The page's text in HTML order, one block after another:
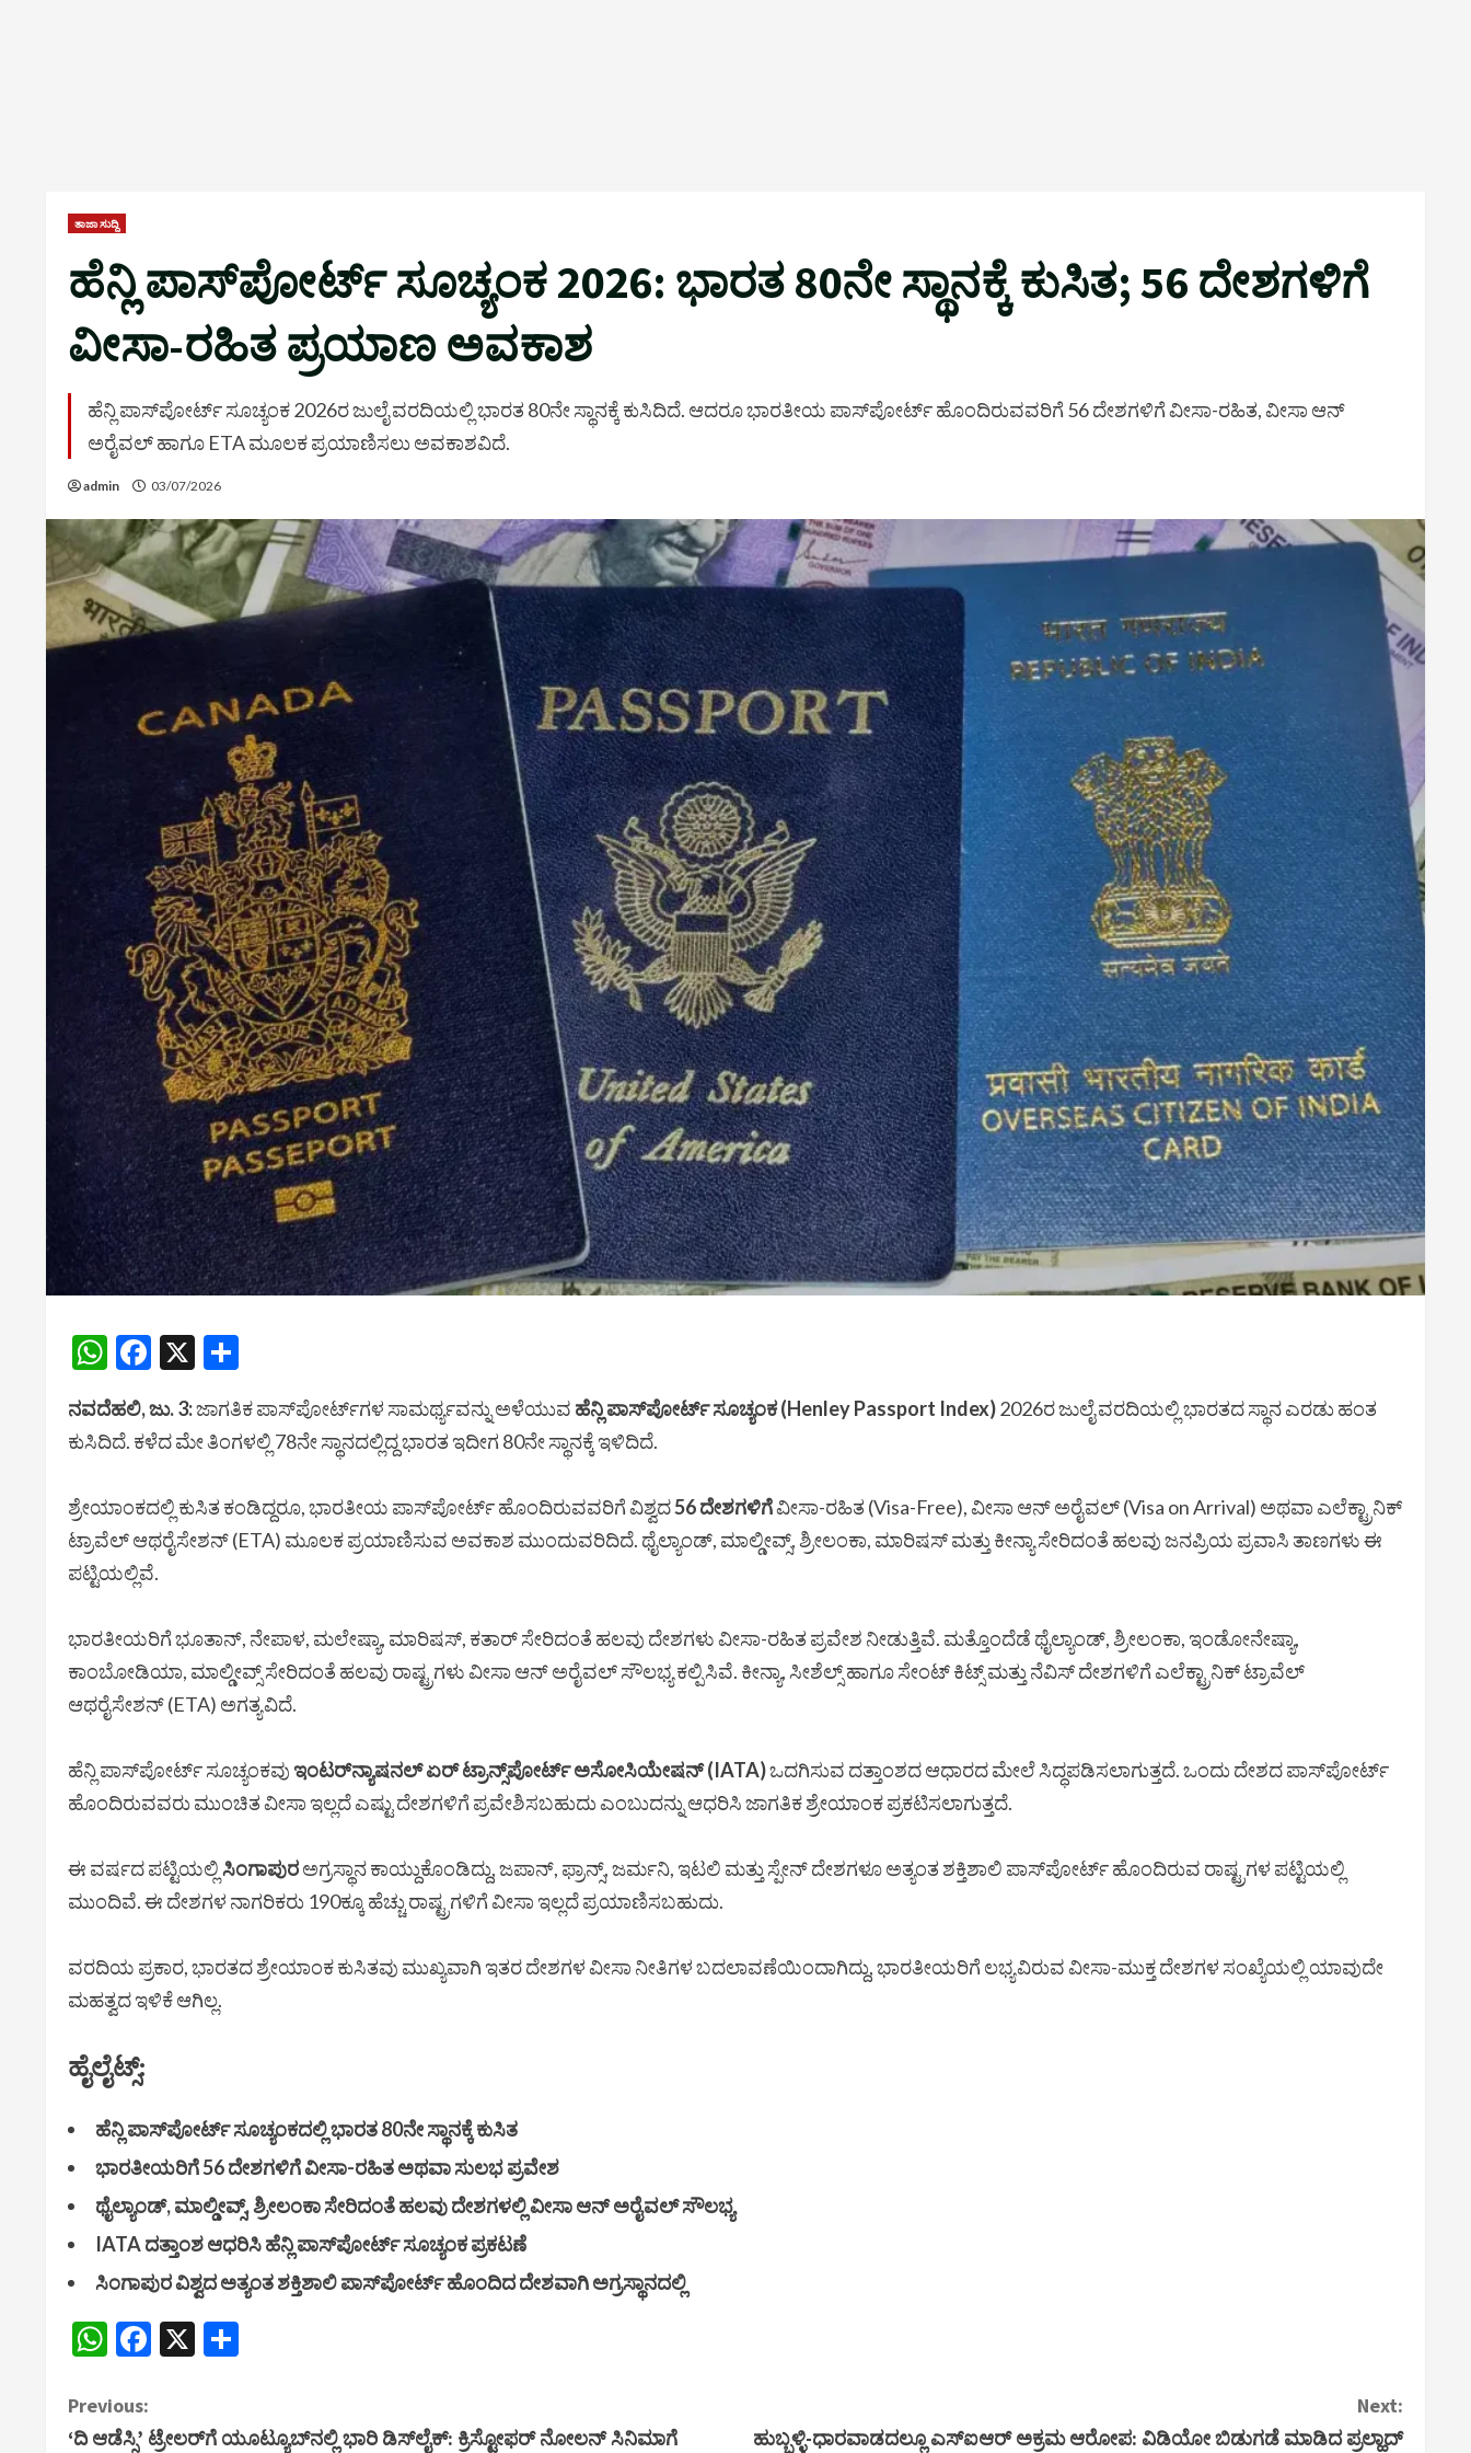
ತಾಜಾ ಸುದ್ದಿ
ಹೆನ್ಲಿ ಪಾಸ್‌ಪೋರ್ಟ್ ಸೂಚ್ಯಂಕ 2026: ಭಾರತ 80ನೇ ಸ್ಥಾನಕ್ಕೆ ಕುಸಿತ; 56 ದೇಶಗಳಿಗೆ
ವೀಸಾ-ರಹಿತ ಪ್ರಯಾಣ ಅವಕಾಶ
ಹೆನ್ಲಿ ಪಾಸ್‌ಪೋರ್ಟ್ ಸೂಚ್ಯಂಕ 2026ರ ಜುಲೈ ವರದಿಯಲ್ಲಿ ಭಾರತ 80ನೇ ಸ್ಥಾನಕ್ಕೆ ಕುಸಿದಿದೆ. ಆದರೂ ಭಾರತೀಯ ಪಾಸ್‌ಪೋರ್ಟ್ ಹೊಂದಿರುವವರಿಗೆ 56 ದೇಶಗಳಿಗೆ ವೀಸಾ-ರಹಿತ, ವೀಸಾ ಆನ್
ಅರೈವಲ್ ಹಾಗೂ ETA ಮೂಲಕ ಪ್ರಯಾಣಿಸಲು ಅವಕಾಶವಿದೆ.
admin 03/07/2026
WhatsApp
Facebook
X
ನವದೆಹಲಿ, ಜು. 3:ಜಾಗತಿಕ ಪಾಸ್‌ಪೋರ್ಟ್‌ಗಳ ಸಾಮರ್ಥ್ಯವನ್ನು ಅಳೆಯುವ ಹೆನ್ಲಿ ಪಾಸ್‌ಪೋರ್ಟ್ ಸೂಚ್ಯಂಕ (Henley Passport Index)2026ರ ಜುಲೈ ವರದಿಯಲ್ಲಿ ಭಾರತದ ಸ್ಥಾನ ಎರಡು ಹಂತ
ಕುಸಿದಿದೆ. ಕಳೆದ ಮೇ ತಿಂಗಳಲ್ಲಿ 78ನೇ ಸ್ಥಾನದಲ್ಲಿದ್ದ ಭಾರತ ಇದೀಗ 80ನೇ ಸ್ಥಾನಕ್ಕೆ ಇಳಿದಿದೆ.
ಶ್ರೇಯಾಂಕದಲ್ಲಿ ಕುಸಿತ ಕಂಡಿದ್ದರೂ, ಭಾರತೀಯ ಪಾಸ್‌ಪೋರ್ಟ್ ಹೊಂದಿರುವವರಿಗೆ ವಿಶ್ವದ56 ದೇಶಗಳಿಗೆವೀಸಾ-ರಹಿತ (Visa-Free), ವೀಸಾ ಆನ್ ಅರೈವಲ್ (Visa on Arrival) ಅಥವಾ ಎಲೆಕ್ಟ್ರಾನಿಕ್
ಟ್ರಾವೆಲ್ ಆಥರೈಸೇಶನ್ (ETA) ಮೂಲಕ ಪ್ರಯಾಣಿಸುವ ಅವಕಾಶ ಮುಂದುವರಿದಿದೆ. ಥೈಲ್ಯಾಂಡ್, ಮಾಲ್ಡೀವ್ಸ್, ಶ್ರೀಲಂಕಾ, ಮಾರಿಷಸ್ ಮತ್ತು ಕೀನ್ಯಾ ಸೇರಿದಂತೆ ಹಲವು ಜನಪ್ರಿಯ ಪ್ರವಾಸಿ ತಾಣಗಳು ಈ
ಪಟ್ಟಿಯಲ್ಲಿವೆ.
ಭಾರತೀಯರಿಗೆ ಭೂತಾನ್, ನೇಪಾಳ, ಮಲೇಷ್ಯಾ, ಮಾರಿಷಸ್, ಕತಾರ್ ಸೇರಿದಂತೆ ಹಲವು ದೇಶಗಳು ವೀಸಾ-ರಹಿತ ಪ್ರವೇಶ ನೀಡುತ್ತಿವೆ. ಮತ್ತೊಂದೆಡೆ ಥೈಲ್ಯಾಂಡ್, ಶ್ರೀಲಂಕಾ, ಇಂಡೋನೇಷ್ಯಾ,
ಕಾಂಬೋಡಿಯಾ, ಮಾಲ್ಡೀವ್ಸ್ ಸೇರಿದಂತೆ ಹಲವು ರಾಷ್ಟ್ರಗಳು ವೀಸಾ ಆನ್ ಅರೈವಲ್ ಸೌಲಭ್ಯ ಕಲ್ಪಿಸಿವೆ. ಕೀನ್ಯಾ, ಸೀಶೆಲ್ಸ್ ಹಾಗೂ ಸೇಂಟ್ ಕಿಟ್ಸ್ ಮತ್ತು ನೆವಿಸ್ ದೇಶಗಳಿಗೆ ಎಲೆಕ್ಟ್ರಾನಿಕ್ ಟ್ರಾವೆಲ್
ಆಥರೈಸೇಶನ್ (ETA) ಅಗತ್ಯವಿದೆ.
ಹೆನ್ಲಿ ಪಾಸ್‌ಪೋರ್ಟ್ ಸೂಚ್ಯಂಕವುಇಂಟರ್‌ನ್ಯಾಷನಲ್ ಏರ್ ಟ್ರಾನ್ಸ್‌ಪೋರ್ಟ್ ಅಸೋಸಿಯೇಷನ್ (IATA)ಒದಗಿಸುವ ದತ್ತಾಂಶದ ಆಧಾರದ ಮೇಲೆ ಸಿದ್ಧಪಡಿಸಲಾಗುತ್ತದೆ. ಒಂದು ದೇಶದ ಪಾಸ್‌ಪೋರ್ಟ್
ಹೊಂದಿರುವವರು ಮುಂಚಿತ ವೀಸಾ ಇಲ್ಲದೆ ಎಷ್ಟು ದೇಶಗಳಿಗೆ ಪ್ರವೇಶಿಸಬಹುದು ಎಂಬುದನ್ನು ಆಧರಿಸಿ ಜಾಗತಿಕ ಶ್ರೇಯಾಂಕ ಪ್ರಕಟಿಸಲಾಗುತ್ತದೆ.
ಈ ವರ್ಷದ ಪಟ್ಟಿಯಲ್ಲಿಸಿಂಗಾಪುರಅಗ್ರಸ್ಥಾನ ಕಾಯ್ದುಕೊಂಡಿದ್ದು, ಜಪಾನ್, ಫ್ರಾನ್ಸ್, ಜರ್ಮನಿ, ಇಟಲಿ ಮತ್ತು ಸ್ಪೇನ್ ದೇಶಗಳೂ ಅತ್ಯಂತ ಶಕ್ತಿಶಾಲಿ ಪಾಸ್‌ಪೋರ್ಟ್ ಹೊಂದಿರುವ ರಾಷ್ಟ್ರಗಳ ಪಟ್ಟಿಯಲ್ಲಿ
ಮುಂದಿವೆ. ಈ ದೇಶಗಳ ನಾಗರಿಕರು 190ಕ್ಕೂ ಹೆಚ್ಚು ರಾಷ್ಟ್ರಗಳಿಗೆ ವೀಸಾ ಇಲ್ಲದೆ ಪ್ರಯಾಣಿಸಬಹುದು.
ವರದಿಯ ಪ್ರಕಾರ, ಭಾರತದ ಶ್ರೇಯಾಂಕ ಕುಸಿತವು ಮುಖ್ಯವಾಗಿ ಇತರ ದೇಶಗಳ ವೀಸಾ ನೀತಿಗಳ ಬದಲಾವಣೆಯಿಂದಾಗಿದ್ದು, ಭಾರತೀಯರಿಗೆ ಲಭ್ಯವಿರುವ ವೀಸಾ-ಮುಕ್ತ ದೇಶಗಳ ಸಂಖ್ಯೆಯಲ್ಲಿ ಯಾವುದೇ
ಮಹತ್ವದ ಇಳಿಕೆ ಆಗಿಲ್ಲ.
ಹೈಲೈಟ್ಸ್‌:
ಹೆನ್ಲಿ ಪಾಸ್‌ಪೋರ್ಟ್ ಸೂಚ್ಯಂಕದಲ್ಲಿ ಭಾರತ 80ನೇ ಸ್ಥಾನಕ್ಕೆ ಕುಸಿತ
ಭಾರತೀಯರಿಗೆ 56 ದೇಶಗಳಿಗೆ ವೀಸಾ-ರಹಿತ ಅಥವಾ ಸುಲಭ ಪ್ರವೇಶ
ಥೈಲ್ಯಾಂಡ್, ಮಾಲ್ಡೀವ್ಸ್, ಶ್ರೀಲಂಕಾ ಸೇರಿದಂತೆ ಹಲವು ದೇಶಗಳಲ್ಲಿ ವೀಸಾ ಆನ್ ಅರೈವಲ್ ಸೌಲಭ್ಯ
IATA ದತ್ತಾಂಶ ಆಧರಿಸಿ ಹೆನ್ಲಿ ಪಾಸ್‌ಪೋರ್ಟ್ ಸೂಚ್ಯಂಕ ಪ್ರಕಟಣೆ
ಸಿಂಗಾಪುರ ವಿಶ್ವದ ಅತ್ಯಂತ ಶಕ್ತಿಶಾಲಿ ಪಾಸ್‌ಪೋರ್ಟ್ ಹೊಂದಿದ ದೇಶವಾಗಿ ಅಗ್ರಸ್ಥಾನದಲ್ಲಿ
WhatsApp
Facebook
X
C
Previous:
‘ದಿ ಆಡೆಸ್ಸಿ’ ಟ್ರೇಲರ್‌ಗೆ ಯೂಟ್ಯೂಬ್‌ನಲ್ಲಿ ಭಾರಿ ಡಿಸ್‌ಲೈಕ್: ಕ್ರಿಸ್ಟೋಫರ್ ನೋಲನ್ ಸಿನಿಮಾಗೆ
Next:
ಹುಬ್ಬಳ್ಳಿ-ಧಾರವಾಡದಲ್ಲೂ ಎಸ್‌ಐಆರ್ ಅಕ್ರಮ ಆರೋಪ: ವಿಡಿಯೋ ಬಿಡುಗಡೆ ಮಾಡಿದ ಪ್ರಲ್ಹಾದ್